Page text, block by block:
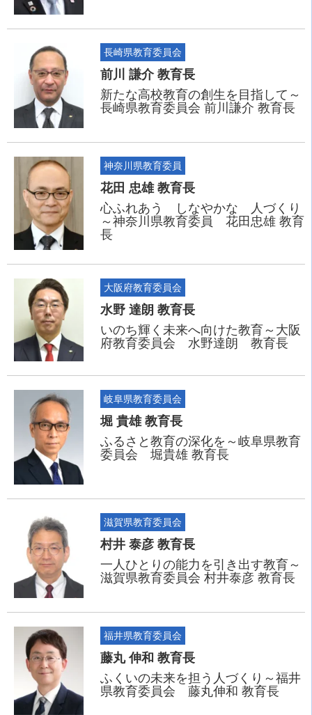
長崎県教育委員会
前川 謙介 教育長
新たな高校教育の創生を目指して～
長崎県教育委員会 前川謙介 教育長
神奈川県教育委員
花田 忠雄 教育長
心ふれあう しなやかな 人づくり
～神奈川県教育委員 花田忠雄 教育
長
大阪府教育委員会
水野 達朗 教育長
いのち輝く未来へ向けた教育～大阪
府教育委員会 水野達朗 教育長
岐阜県教育委員会
堀 貴雄 教育長
ふるさと教育の深化を～岐阜県教育
委員会 堀貴雄 教育長
滋賀県教育委員会
村井 泰彦 教育長
一人ひとりの能力を引き出す教育～
滋賀県教育委員会 村井泰彦 教育長
福井県教育委員会
藤丸 伸和 教育長
ふくいの未来を担う人づくり～福井
県教育委員会 藤丸伸和 教育長